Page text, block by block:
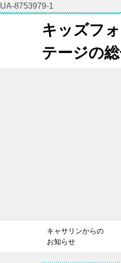
UA-8753979-1
キッズフ
テージの
キャサリンからの
お知らせ